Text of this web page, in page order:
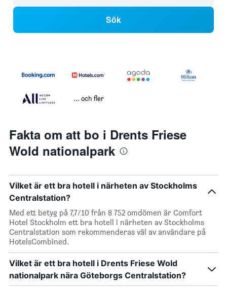
Sök
... och fler
Fakta om att bo i Drents Friese
Wold nationalpark
Vilket är ett bra hotell i närheten av Stockholms
Centralstation?
Med ett betyg på 7,7/10 från 8 752 omdömen är Comfort
Hotel Stockholm ett bra hotell i närheten av Stockholms
Centralstation som rekommenderas väl av användare på
HotelsCombined.
Vilket är ett bra hotell i Drents Friese Wold
nationalpark nära Göteborgs Centralstation?